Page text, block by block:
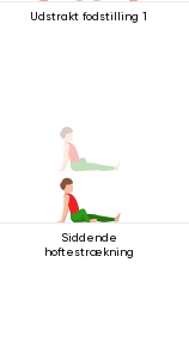
Udstrakt fodstilling 1
Siddende
hoftestrækning